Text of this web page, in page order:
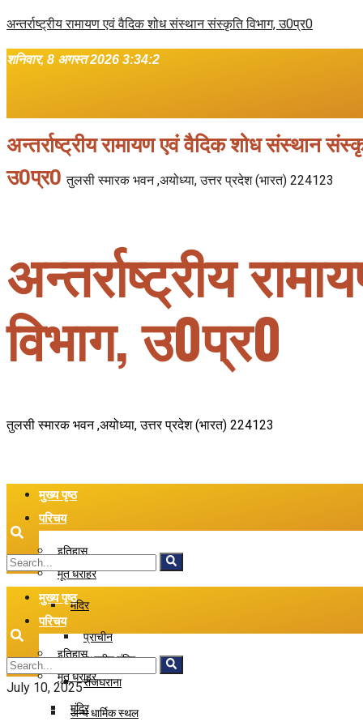
अन्तर्राष्ट्रीय रामायण एवं वैदिक शोध संस्थान संस्कृति विभाग, उ0प्र0
शनिवार, 8 अगस्त 2026 3:34:3
अन्तर्राष्ट्रीय रामायण एवं वैदिक शोध संस्थान
उ0प्र0 तुलसी स्मारक भवन ,अयोध्या, उत्तर प्रदेश (भारत) 224123
अन्तर्राष्ट्रीय
विभाग, उ0प्र0
तुलसी स्मारक भवन ,अयोध्या, उत्तर प्रदेश (भारत) 224123
मुख्य पृष्ठ
परिचय
इतिहास
मूर्त धरोहर
मंदिर
प्राचीन
स्थानीय मंदिर
राजघराना
अन्य धार्मिक स्थल
मुख्य पृष्ठ
परिचय
इतिहास
मूर्त धरोहर
मंदिर
July 10, 2025